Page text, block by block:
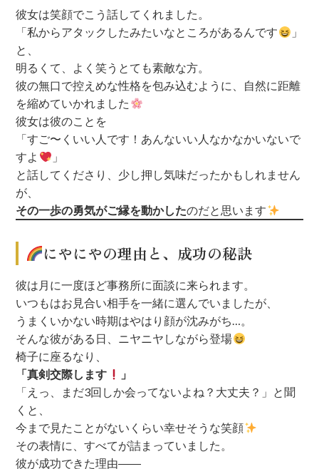
彼女は笑顔でこう話してくれました。
「私からアタックしたみたいなところがあるんです
」
と、
明るくて、よく笑うとても素敵な方。
彼の無口で控えめな性格を包み込むように、自然に距離
を縮めていかれました
彼女は彼のことを
「すご〜くいい人です！あんないい人なかなかいないで
すよ
」
と話してくださり、少し押し気味だったかもしれません
が、
その一歩の勇気がご縁を動かしたのだと思います
にやにやの理由と、成功の秘訣
彼は月に一度ほど事務所に面談に来られます。
いつもはお見合い相手を一緒に選んでいましたが、
うまくいかない時期はやはり顔が沈みがち…。
そんな彼がある日、ニヤニヤしながら登場
椅子に座るなり、
「真剣交際します
」
「えっ、まだ3回しか会ってないよね？大丈夫？」と聞
くと、
今まで見たことがないくらい幸せそうな笑顔
その表情に、すべてが詰まっていました。
彼が成功できた理由――